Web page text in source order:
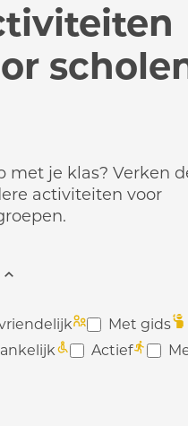
met je klas? Verken
activiteiten voor
Met gids
Actief
Z